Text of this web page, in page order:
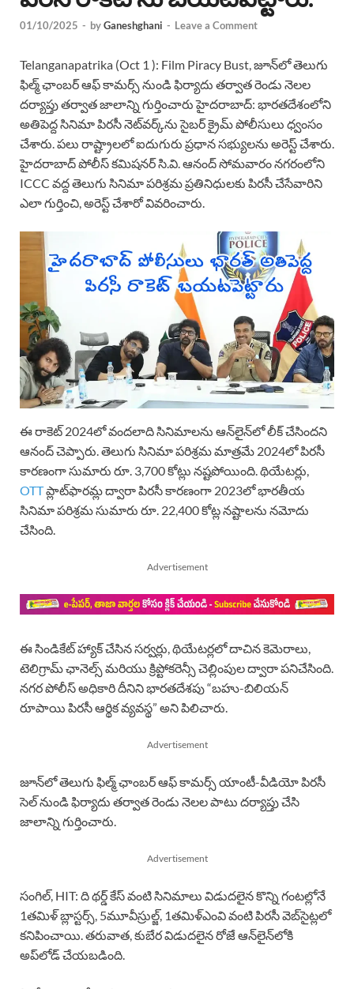
01/10/2025 - byGaneshghani - Leave a Comment
Telanganapatrika (Oct 1 ): Film Piracy Bust, జూన్‌లో తెలుగు
ఫిల్మ్ ఛాంబర్ ఆఫ్ కామర్స్ నుండి ఫిర్యాదు తర్వాత రెండు నెలల
దర్యాప్తు తర్వాత జాలాన్ని గుర్తించారు హైదరాబాద్: భారతదేశంలోని
అతిపెద్ద సినిమా పిరసీ నెట్‌వర్క్‌ను సైబర్ క్రైమ్ పోలీసులు ధ్వంసం
చేశారు. పలు రాష్ట్రాలలో ఐదుగురు ప్రధాన సభ్యులను అరెస్ట్ చేశారు.
హైదరాబాద్ పోలీస్ కమిషనర్ సి.వి. ఆనంద్ సోమవారం నగరంలోని
ICCC వద్ద తెలుగు సినిమా పరిశ్రమ ప్రతినిధులకు పిరసీ చేసేవారిని
ఎలా గుర్తించి, అరెస్ట్ చేశారో వివరించారు.
ఈ రాకెట్ 2024లో వందలాది సినిమాలను ఆన్‌లైన్‌లో లీక్ చేసిందని
ఆనంద్ చెప్పారు. తెలుగు సినిమా పరిశ్రమ మాత్రమే 2024లో పిరసీ
కారణంగా సుమారు రూ. 3,700 కోట్లు నష్టపోయింది. థియేటర్లు,
OTTప్లాట్‌ఫారమ్ల ద్వారా పిరసీ కారణంగా 2023లో భారతీయ
సినిమా పరిశ్రమ సుమారు రూ. 22,400 కోట్ల నష్టాలను నమోదు
చేసింది.
Advertisement
ఈ సిండికేట్ హ్యాక్ చేసిన సర్వర్లు, థియేటర్లలో దాచిన కెమెరాలు,
టెలిగ్రామ్ ఛానెల్స్ మరియు క్రిప్టోకరెన్సీ చెల్లింపుల ద్వారా పనిచేసింది.
నగర పోలీస్ అధికారి దీనిని భారతదేశపు “బహు-బిలియన్
రూపాయి పిరసీ ఆర్థిక వ్యవస్థ” అని పిలిచారు.
Advertisement
జూన్‌లో తెలుగు ఫిల్మ్ ఛాంబర్ ఆఫ్ కామర్స్ యాంటీ-వీడియో పిరసీ
సెల్ నుండి ఫిర్యాదు తర్వాత రెండు నెలల పాటు దర్యాప్తు చేసి
జాలాన్ని గుర్తించారు.
Advertisement
సంగిల్, HIT: ది థర్డ్ కేస్ వంటి సినిమాలు విడుదలైన కొన్ని గంటల్లోనే
1తమిళ్ బ్లాస్టర్స్, 5మూవీస్రుల్జ్, 1తమిళ్ఎంవి వంటి పిరసీ వెబ్‌సైట్లలో
కనిపించాయి. తరువాత, కుబేర విడుదలైన రోజే ఆన్‌లైన్‌లోకి
అప్‌లోడ్ చేయబడింది.